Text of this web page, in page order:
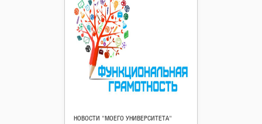
НОВОСТИ "МОЕГО УНИВЕРСИТЕТА"